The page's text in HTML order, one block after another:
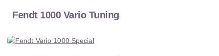
Fendt 1000 Vario Tuning